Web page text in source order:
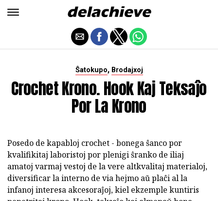
Ŝatokupo, Brodajxoj
Crochet Krono. Hook Kaj Teksaĵo
Por La Krono
Posedo de kapabloj crochet - bonega ŝanco por
kvalifikitaj laboristoj por plenigi ŝranko de iliaj
amatoj varmaj vestoj de la vere altkvalitaj materialoj,
diversificar la interno de via hejmo aŭ plaĉi al la
infanoj interesa akcesoraĵoj, kiel ekzemple kuntiris